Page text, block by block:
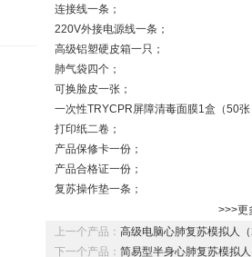
连接线一条；
220V外接电源线一条；
高级铝塑硬皮箱一只；
肺气袋四个；
可换脸皮一张；
一次性TRYCPR屏障清毒面膜1盒（50张
打印纸二卷；
产品保修卡一份；
产品合格证一份；
复苏操作垫一条；
>>>更
上一个产品： 高级电脑心肺复苏模拟人（
下一个产品： 简易型半身心肺复苏模拟人